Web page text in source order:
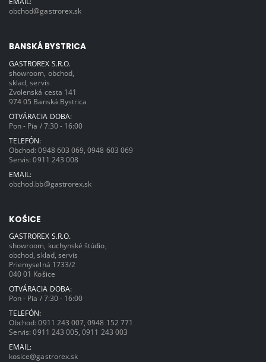
obchod@gastrorex.sk
BANSKÁ BYSTRICA
GASTROREX S.R.O.
showroom, obchod,
sklad, servis
Zvolenská cesta 141
974 05 Banská Bystrica
OTVÁRACIA DOBA:
Pon - Pia / 7:30 - 16:00
TELEFÓN:
Obchod:0948 603 069 ,0948 603 069
Servis:0911 243 008
EMAIL:
obchod.bb@gastrorex.sk
KOŠICE
GASTROREX S.R.O.
showroom, kuchynské štúdio,
obchod, sklad, servis
Priemyselná 1733/2
040 01 Košice
OTVÁRACIA DOBA:
Pon - Pia / 7:30 - 16:00
TELEFÓN:
Obchod:0911 243 007,0948 152 771
Servis:0911 243 005,0911 243 003
EMAIL:
kosice@gastrorex.sk